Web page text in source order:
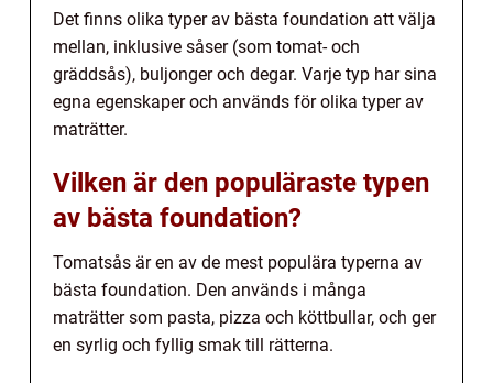
Det finns olika typer av bästa foundation att välja
mellan, inklusive såser (som tomat- och
gräddsås), buljonger och degar. Varje typ har sina
egna egenskaper och används för olika typer av
maträtter.
Vilken är den populäraste typen
av bästa foundation?
Tomatsås är en av de mest populära typerna av
bästa foundation. Den används i många
maträtter som pasta, pizza och köttbullar, och ger
en syrlig och fyllig smak till rätterna.